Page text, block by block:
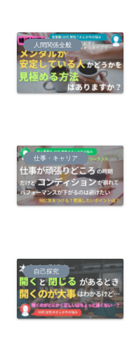
人間関係全般
仕事・キャリア
自己探究